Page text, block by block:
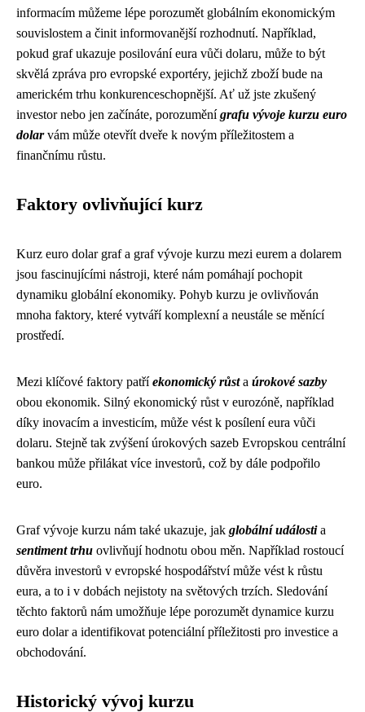
informacím můžeme lépe porozumět globálním ekonomickým
souvislostem a činit informovanější rozhodnutí. Například,
pokud graf ukazuje posilování eura vůči dolaru, může to být
skvělá zpráva pro evropské exportéry, jejichž zboží bude na
americkém trhu konkurenceschopnější. Ať už jste zkušený
investor nebo jen začínáte, porozuměnígrafu vývoje kurzu euro
dolarvám může otevřít dveře k novým příležitostem a
finančnímu růstu.
Faktory ovlivňující kurz
Kurz euro dolar graf a graf vývoje kurzu mezi eurem a dolarem
jsou fascinujícími nástroji, které nám pomáhají pochopit
dynamiku globální ekonomiky. Pohyb kurzu je ovlivňován
mnoha faktory, které vytváří komplexní a neustále se měnící
prostředí.
Mezi klíčové faktory patříekonomický růsta úrokové sazby
obou ekonomik. Silný ekonomický růst v eurozóně, například
díky inovacím a investicím, může vést k posílení eura vůči
dolaru. Stejně tak zvýšení úrokových sazeb Evropskou centrální
bankou může přilákat více investorů, což by dále podpořilo
euro.
Graf vývoje kurzu nám také ukazuje, jak globální událostia
sentiment trhu ovlivňují hodnotu obou měn. Například rostoucí
důvěra investorů v evropské hospodářství může vést k růstu
eura, a to i v dobách nejistoty na světových trzích. Sledování
těchto faktorů nám umožňuje lépe porozumět dynamice kurzu
euro dolar a identifikovat potenciální příležitosti pro investice a
obchodování.
Historický vývoj kurzu